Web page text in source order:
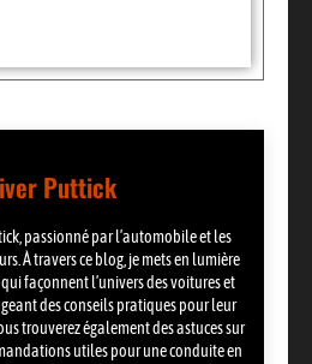
Puttick
passionné par l’automobile et les
À travers ce blog, je mets en lumière
façonnent l’univers des voitures et
des conseils pratiques pour leur
trouverez également des astuces sur
utiles pour une conduite en